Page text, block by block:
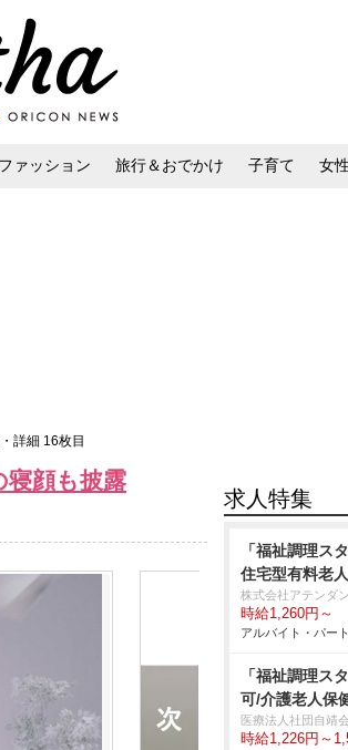
ファッション 旅行＆おでかけ 子育て 女
詳細 16枚目
顔も披露
求人特集
「福祉調理ス
住宅型有料老
株式会社アテンダ
時給1,260円～
アルバイト・パー
「福祉調理ス
可/介護老人保
医療法人社団自靖
時給1,226円～